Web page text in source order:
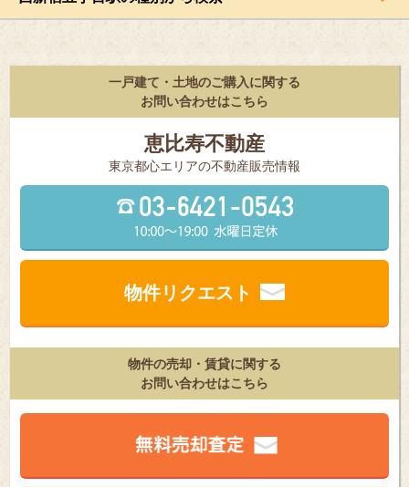
一戸建て・土地のご購入に関する
お問い合わせはこちら
恵比寿不動産
東京都⼼エリアの不動産販売情報
物件リクエスト
物件の売却・賃貸に関する
お問い合わせはこちら